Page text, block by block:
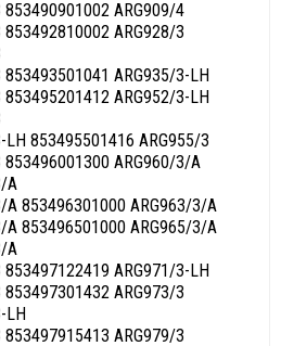
ARG909/4
ARG928/3
ARG935/3-LH
ARG952/3-LH
853495501416 ARG955/3
ARG960/3/A
A
853496301000 ARG963/3/A
853496501000 ARG965/3/A
A
ARG971/3-LH
ARG973/3
LH
ARG979/3